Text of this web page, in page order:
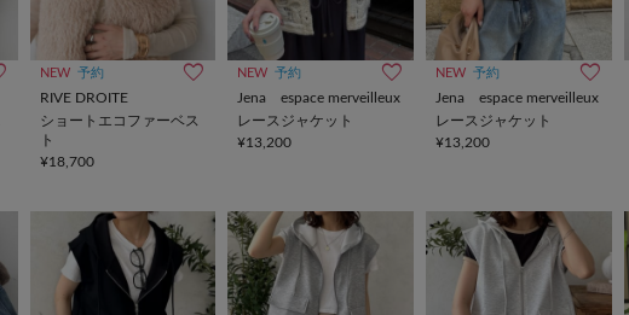
NEW 予約
RIVE DROITE
ショートエコファーベス
ト
¥18,700
NEW 予約
Jena espace merveilleux
レースジャケット
¥13,200
NEW 予約
Jena espace merveilleux
レースジャケット
¥13,200